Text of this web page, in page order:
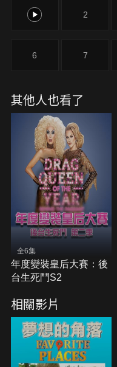
1 2
6 7
其他人也看了
全6集
年度變裝皇后大賽：後
台生死鬥S2
相關影片